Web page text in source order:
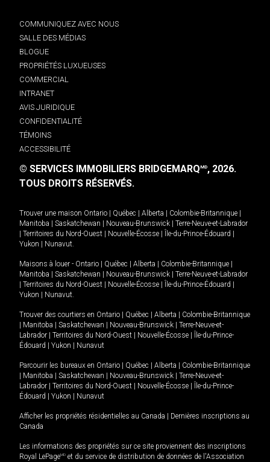
COMMUNIQUEZ AVEC NOUS
SALLE DES MÉDIAS
BLOGUE
PROPRIÉTÉS LUXUEUSES
COMMERCIAL
INTRANET
AVIS JURIDIQUE
CONFIDENTIALITÉ
TÉMOINS
ACCESSIBILITÉ
© SERVICES IMMOBILIERS BRIDGEMARQMD, 2026.
TOUS DROITS RÉSERVÉS.
Trouver une maison Ontario Québec Alberta Colombie-Britannique
Manitoba
Saskatchewan Nouveau-Brunswick
Terre-Neuve-et-Labrador
Territoires du Nord-Ouest Nouvelle-Écosse Île-du-Prince-Édouard
Yukon
Nunavut.
Maisons à louer - Ontario Québec Alberta Colombie-Britannique
Manitoba
Saskatchewan Nouveau-Brunswick
Terre-Neuve-et-Labrador
Territoires du Nord-Ouest Nouvelle-Écosse Île-du-Prince-Édouard
Yukon
Nunavut.
Trouver des courtiers en Ontario Québec Alberta
Colombie-Britannique
Manitoba Saskatchewan Nouveau-Brunswick
Terre-Neuve-et-
Labrador
Territoires du Nord-Ouest Nouvelle-Écosse
Île-du-Prince-
Édouard
Yukon Nunavut
Parcourir les bureaux en Ontario Québec Alberta
Colombie-Britannique
Manitoba Saskatchewan Nouveau-Brunswick
Terre-Neuve-et-
Labrador
Territoires du Nord-Ouest Nouvelle-Écosse
Île-du-Prince-
Édouard
Yukon Nunavut
Afficher les propriétés résidentielles au Canada
Dernières inscriptions au
Canada
Les informations des propriétés sur ce site proviennent des inscriptions
Royal LePageMD et du service de distribution de données de l'Association